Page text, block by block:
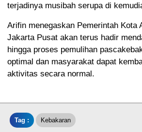
terjadinya musibah serupa di
Arifin menegaskan Pemerintah Kota
Jakarta Pusat akan terus hadir
hingga proses pemulihan
optimal dan masyarakat dapat
aktivitas secara normal.
Tag : Kebakaran